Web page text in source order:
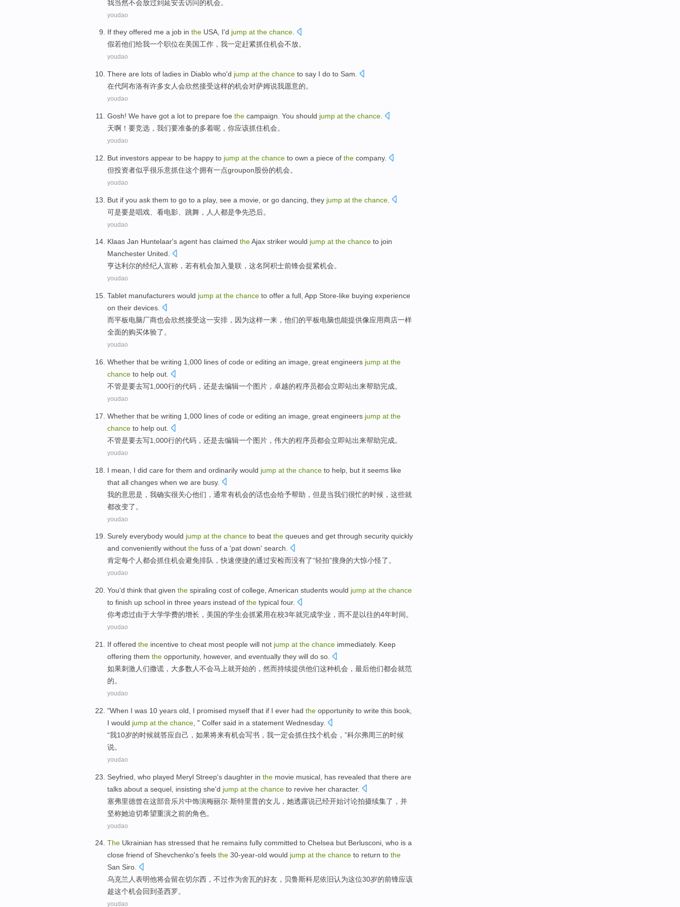
我当然不会放过到 延安去访问的机会。
youdao
If they offered me a job in the USA, I'd jump at the chance.
假若他们给我一个职位在美国工作， 我一定赶紧抓住机会不放。
youdao
There are lots of ladies in Diablo who'd jump at the chance to say I do to Sam
在代阿布洛有许多女人会欣然接受这样的机会对萨姆说我愿意的。
youdao
Gosh! We have got a lot to prepare foe the campaign You should jump at the chance
天啊 ！ 要竞选 ， 我们要准备的多着呢 ， 你应该抓住机会。
youdao
But investors appear to be happy to jump at the chance to own a piece of the company.
但投资者似乎很乐意抓住这个拥有一点groupon股份的机会。
youdao
But if you ask them to go to a play, see a movie , or go dancing they jump at the chance
可是要是唱戏 看电影 跳舞 ， 人人都是争先恐后。
youdao
Klaas Jan Huntelaar's agent has claimed theAjax striker would jump at the chance to join
Manchester United.
亨达利尔的经纪人宣称 ，若有机会加入曼联， 这名阿积士前锋会捉紧机会。
youdao
Tablet manufacturers would jump at the chance to offer a full App Store-like buying experience
on their devices.
而平板电脑厂商也会欣然接受这一安排，因为这样一来， 他们的平板电脑也能提供像应用商店一样
全面的购买体验了 。
youdao
Whether that be writing 1,000 lines of code or editing an image great engineers jump at the
chance to help out.
不管是要去写1,000行的代码 ， 还是去编辑一个图片 ， 卓越的程序员都会立即站出来帮助完成。
youdao
Whether that be writing 1,000 lines of code or editing an image great engineers jump at the
chance to help out.
不管是要去写1,000行的代码 ， 还是去编辑一个图片 ， 伟大的程序员都会立即站出来帮助完成。
youdao
I mean , I did care for them and ordinarily would jump at the chance to help but it seems like
that all changes when we are busy.
我的意思是 ，我确实很关心他们 ， 通常有机会的话也会给予帮助 ， 但是当我们很忙的时候，这些就
都改变了。
youdao
Surely everybody would jump at the chance to beat the queues and get through security quickly
and conveniently without the fuss of a 'pat down' search.
肯定每个人都会抓住机会避免排队 ，快速便捷的通过安检而没有了“轻拍”搜身的大惊小怪了。
youdao
You'd think that given the spiraling cost of college American students would jump at the chance
to finish up school in three years instead of the typical four.
你考虑过由于大学学费的增长， 美国的学生会抓紧用在校3年就完成学业 ， 而不是以往的4年时间。
youdao
If offered the incentive to cheat most people will not jump at the chance immediately. Keep
offering them the opportunity, however, and eventually they will do so.
如果刺激人们撒谎 ， 大多数 人不会马上就开始的， 然而持续提供他们这种机会 ， 最后他们都会就范
的。
youdao
"When I was 10 years old , I promised myself that if I ever had the opportunity to write this book
I would jump at the chance , " Colfer said in a statement Wednesday.
“我10岁的时候就答应自己 ， 如果将来有机会写书 ，我一定会抓住找个机会 ，”科尔弗周三的时候
说。
youdao
Seyfried , who played Meryl Streep's daughter in the movie musical , has revealed that there are
talks about a sequel insisting she'd jump at the chance to revive her character.
塞弗里德曾在这部音乐片中饰演梅丽尔·斯特里普的女儿 ， 她透露说已经开始讨论拍摄续集了， 并
坚称她迫切希望重演之前的角色。
youdao
The Ukrainian has stressed that he remains fully committed to Chelsea but Berlusconi, who is a
close friend of Shevchenko's feels the 30-year-old would jump at the chance to return to the
San Siro.
乌克兰人表明他将会留在切尔西 ， 不过作为舍瓦的好友 ， 贝鲁斯科尼依旧认为这位30岁的前锋应该
趁这个机会回到圣西罗。
youdao